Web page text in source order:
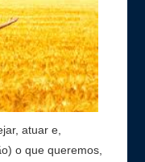
atuar e,
o que queremos,